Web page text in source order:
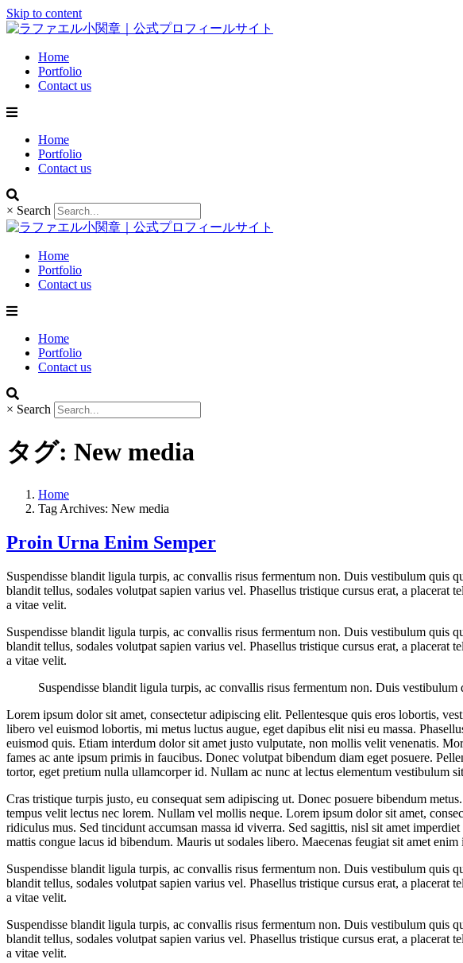
Skip to content
Home
Portfolio
Contact us
Home
Portfolio
Contact us
× Search
Home
Portfolio
Contact us
Home
Portfolio
Contact us
× Search
タグ: New media
Home
Tag Archives: New media
Proin Urna Enim Semper
Suspendisse blandit ligula turpis, ac convallis risus fermentum non. Duis vestibulum quis
blandit tellus, sodales volutpat sapien varius vel. Phasellus tristique cursus erat, a
a vitae velit.
Suspendisse blandit ligula turpis, ac convallis risus fermentum non. Duis vestibulum quis
blandit tellus, sodales volutpat sapien varius vel. Phasellus tristique cursus erat, a
a vitae velit.
Suspendisse blandit ligula turpis, ac convallis risus fermentum non. Duis
Lorem ipsum dolor sit amet, consectetur adipiscing elit. Pellentesque quis eros lobortis,
libero vel euismod lobortis, mi metus luctus augue, eget dapibus elit nisi eu massa.
euismod quis. Etiam interdum dolor sit amet justo vulputate, non mollis velit venenatis.
fames ac ante ipsum primis in faucibus. Donec volutpat bibendum diam eget posuere.
tortor, eget pretium nulla ullamcorper id. Nullam ac nunc at lectus elementum vestibulum
Cras tristique turpis justo, eu consequat sem adipiscing ut. Donec posuere bibendum
tempus velit lectus nec lorem. Nullam vel mollis neque. Lorem ipsum dolor sit amet,
ridiculus mus. Sed tincidunt accumsan massa id viverra. Sed sagittis, nisl sit amet
mattis congue lacus id bibendum. Mauris ut sodales libero. Maecenas feugiat sit amet enim
Suspendisse blandit ligula turpis, ac convallis risus fermentum non. Duis vestibulum quis
blandit tellus, sodales volutpat sapien varius vel. Phasellus tristique cursus erat, a
a vitae velit.
Suspendisse blandit ligula turpis, ac convallis risus fermentum non. Duis vestibulum quis
blandit tellus, sodales volutpat sapien varius vel. Phasellus tristique cursus erat, a
a vitae velit.